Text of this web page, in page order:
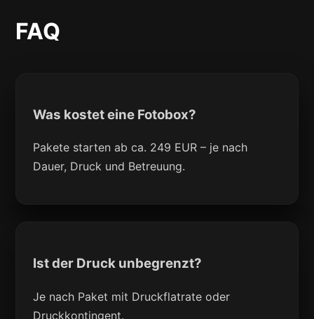
FAQ
Was kostet eine Fotobox?
Pakete starten ab ca. 249 EUR – je nach
Dauer, Druck und Betreuung.
Ist der Druck unbegrenzt?
Je nach Paket mit Druckflatrate oder
Druckkontingent.